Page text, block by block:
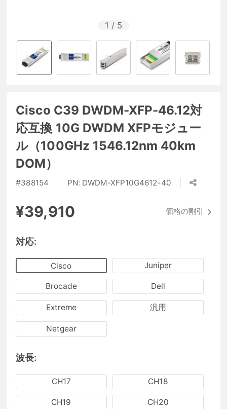
1 / 5
Cisco C39 DWDM-XFP-46.12対
応互換 10G DWDM XFPモジュー
ル（100GHz 1546.12nm 40km
DOM）
#388154 PN: DWDM-XFP10G4612-40
¥39,910 価格の割引
対応:
Cisco Juniper
Brocade Dell
Extreme 汎用
Netgear
波長:
CH17 CH18
CH19 CH20